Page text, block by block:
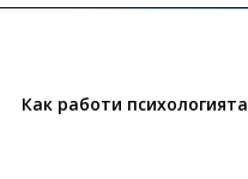
Как работи психологията